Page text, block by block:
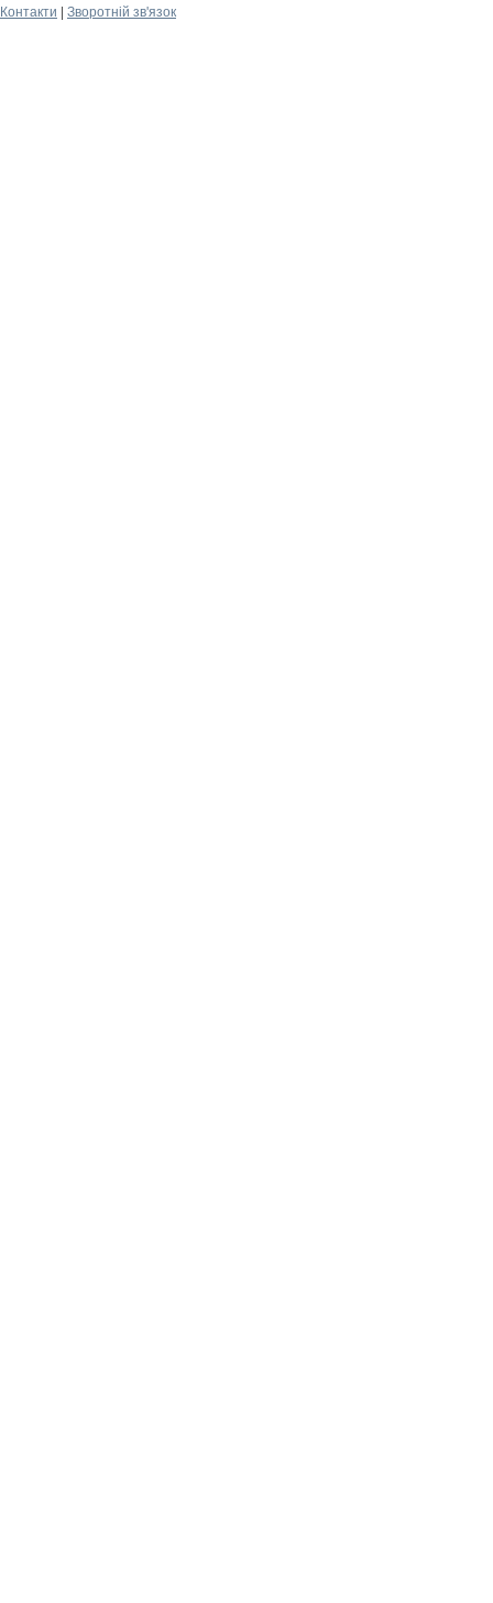
Контакти
Зворотній зв'язок